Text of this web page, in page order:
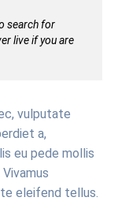
search for
live if you are
vulputate
a,
eu pede mollis
eleifend tellus.